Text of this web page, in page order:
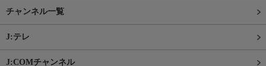
チャンネル一覧
J:テレ
J:COMチャンネル